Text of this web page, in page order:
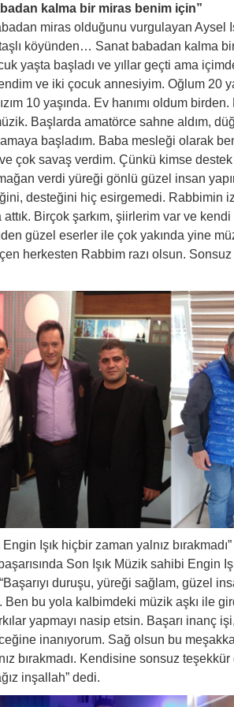
kalma bir miras benim için”
miras olduğunu vurgulayan Aysel
köyünden… Sanat babadan kalma
yaşta başladı ve yıllar geçti ama
ve iki çocuk annesiyim. Oğlum 20
10 yaşında. Ev hanımı oldum
Başlarda amatörce sahne aldım,
başladım. Baba mesleği olarak
çok savaş verdim. Çünkü kimse
verdi yüreği gönlü güzel insan
desteğini hiç esirgemedi. Rabbimin
attık. Birçok şarkım, şiirlerim var ve
güzel eserler ile çok yakında yine
herkesten Rabbim razı olsun.
Engin Işık hiçbir zaman yalnız bırakmadı”
Son Işık Müzik sahibi Engin
duruşu, yüreği sağlam, güzel
Ben bu yola kalbimdeki müzik aşkı ile
yapmayı nasip etsin. Başarı inanç
inanıyorum. Sağ olsun bu
bırakmadı. Kendisine sonsuz
inşallah” dedi.